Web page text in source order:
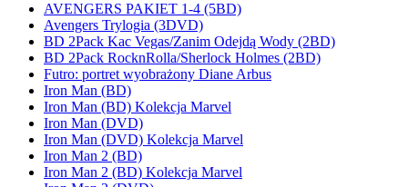
AVENGERS PAKIET 1-4 (5BD)
Avengers Trylogia (3DVD)
BD 2Pack Kac Vegas/Zanim Odejdą Wody (2BD)
BD 2Pack RocknRolla/Sherlock Holmes (2BD)
Futro: portret wyobrażony Diane Arbus
Iron Man (BD)
Iron Man (BD) Kolekcja Marvel
Iron Man (DVD)
Iron Man (DVD) Kolekcja Marvel
Iron Man 2 (BD)
Iron Man 2 (BD) Kolekcja Marvel